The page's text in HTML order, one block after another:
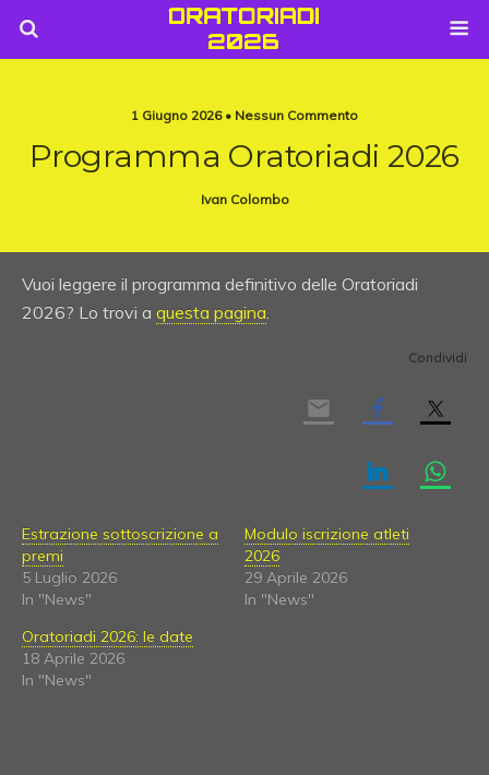
1 Giugno 2026 • Nessun Commento
Programma Oratoriadi 2026
Ivan Colombo
Vuoi leggere il programma definitivo delle Oratoriadi
2026? Lo trovi a questa pagina.
Condividi
Estrazione sottoscrizione a
premi
5 Luglio 2026
In "News"
Modulo iscrizione atleti
2026
29 Aprile 2026
In "News"
Oratoriadi 2026: le date
18 Aprile 2026
In "News"